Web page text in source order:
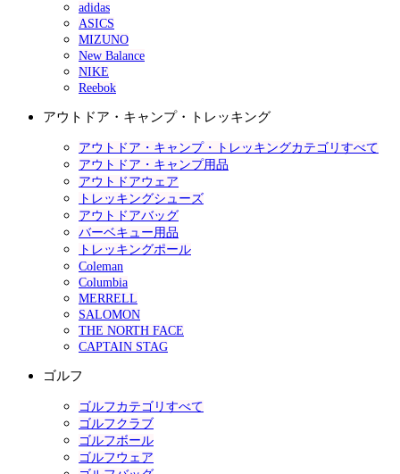
adidas
ASICS
MIZUNO
New Balance
NIKE
Reebok
アウトドア・キャンプ・トレッキング
アウトドア・キャンプ・トレッキングカテゴリすべて
アウトドア・キャンプ用品
アウトドアウェア
トレッキングシューズ
アウトドアバッグ
バーベキュー用品
トレッキングポール
Coleman
Columbia
MERRELL
SALOMON
THE NORTH FACE
CAPTAIN STAG
ゴルフ
ゴルフカテゴリすべて
ゴルフクラブ
ゴルフボール
ゴルフウェア